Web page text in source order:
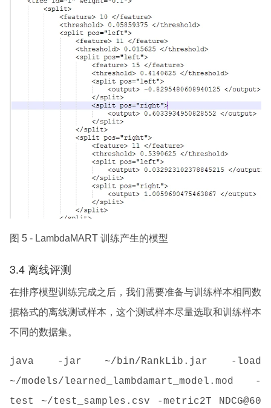
图 5 - LambdaMART 训练产生的模型
3.4 离线评测
在排序模型训练完成之后，我们需要准备与训练样本相同数
据格式的离线测试样本，这个测试样本尽量选取和训练样本
不同的数据集。
java -jar ~/bin/RankLib.jar -load
~/models/learned_lambdamart_model.mod -
test ~/test_samples.csv -metric2T NDCG@60